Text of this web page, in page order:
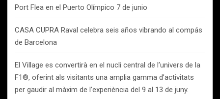
Port Flea en el Puerto Olímpico 7 de junio
CASA CUPRA Raval celebra seis años vibrando al compás
de Barcelona
El Village es convertirà en el nucli central de l’univers de la
F1®, oferint als visitants una amplia gamma d’activitats
per gaudir al màxim de l’experiència del 9 al 13 de juny.